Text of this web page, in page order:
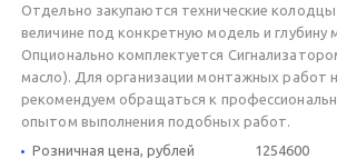
Отдельно закупаются технические
величине под конкретную модель и глубину
Опционально комплектуется
масло). Для организации монтажных работ
рекомендуем обращаться к
опытом выполнения подобных работ.
Розничная цена, рублей
1254600